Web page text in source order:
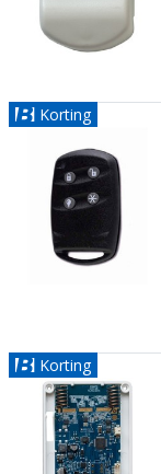
Korting
Korting